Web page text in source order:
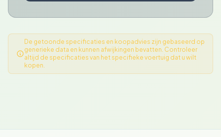
De getoonde specificaties en koopadvies zijn gebaseerd op
generieke data en kunnen afwijkingen bevatten. Controleer
altijd de specificaties van het specifieke voertuig dat u wilt
kopen.